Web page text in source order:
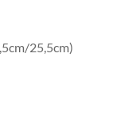
25,5cm)